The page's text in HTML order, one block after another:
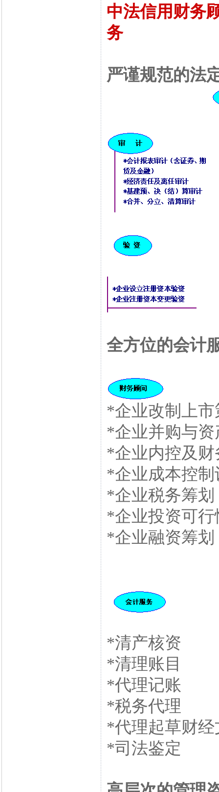
中法信用财务
务
严谨规范的法
全方位的会计
*企业改制上市
*企业并购与
*企业内控及
*企业成本控制
*企业税务筹划
*企业投资可行
*企业融资筹划
*清产核资
*清理账目
*代理记账
*税务代理
*代理起草财经
*司法鉴定